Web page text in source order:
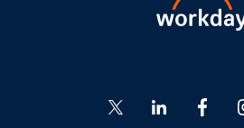
Go
to
to
Go
to